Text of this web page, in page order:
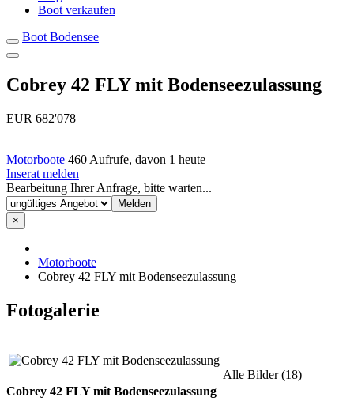
Boot verkaufen
Boot Bodensee
Cobrey 42 FLY mit Bodenseezulassung
EUR 682'078
Motorboote 460 Aufrufe, davon 1 heute
Inserat melden
Bearbeitung Ihrer Anfrage, bitte warten...
×
Motorboote
Cobrey 42 FLY mit Bodenseezulassung
Fotogalerie
Alle Bilder (18)
Cobrey 42 FLY mit Bodenseezulassung